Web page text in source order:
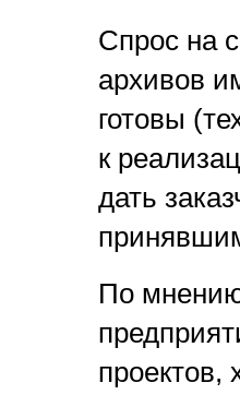
Спрос на
архивов
готовы
к
дать
По
проектов,